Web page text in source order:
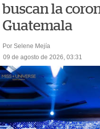
buscan la
Guatemala
Por Selene Mejía
09 de agosto de 2026, 03:31